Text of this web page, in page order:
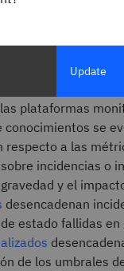
base de
plataformas
conocimientos se
respecto a las
incidencias o
y el
desencadenan
estado fallidas
de los umbrales
Update